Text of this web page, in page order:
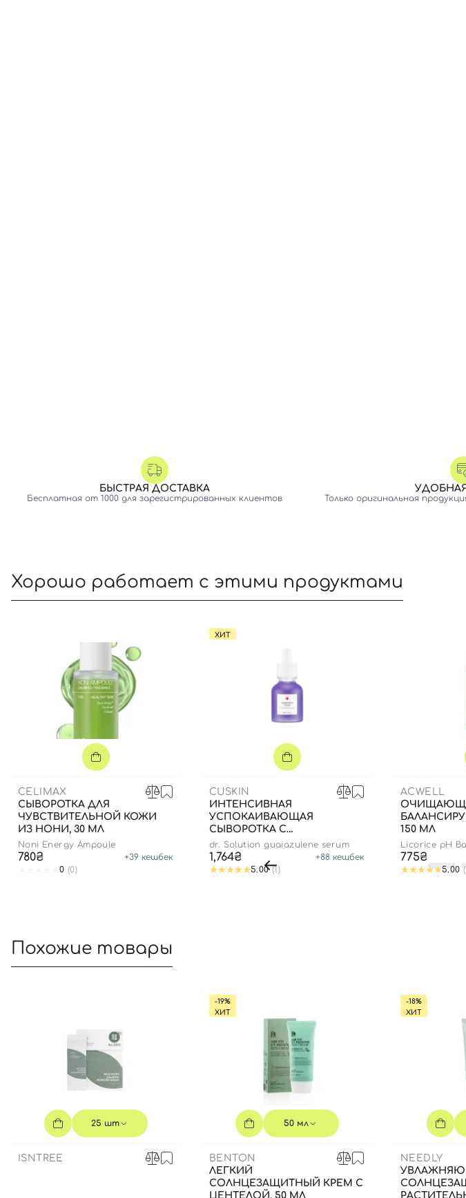
БЫСТРАЯ ДОСТАВКА
Бесплатная от 1000 для зарегистрированных клиентов Только оригинальная
Хорошо работает с этими продуктами
CELIMAX
СЫВОРОТКА ДЛЯ
ЧУВСТВИТЕЛЬНОЙ КОЖИ
ИЗ НОНИ, 30 МЛ
Noni Energy Ampoule
780₴ +39 кешбек
0 (0)
ХИТ
CUSKIN
ИНТЕНСИВНАЯ
УСПОКАИВАЮЩАЯ
СЫВОРОТКА С
ГВАЙАЗУЛЕНОМ И
ТРОКСЕРУТИНОМ., 30 МЛ
dr. Solution guaiazulene serum
1,764₴ +88 кешбек
5.00 (1)
ACWELL
150 МЛ
Licorice pH
Toner
775₴
5.00
Похожие товары
25 шт
ISNTREE
-19%
ХИТ
50 мл
BENTON
ЛЕГКИЙ
СОЛНЦЕЗАЩИТНЫЙ КРЕМ С
ЦЕНТЕЛОЙ, 50 МЛ
-18%
ХИТ
NEEDLY
Войти с